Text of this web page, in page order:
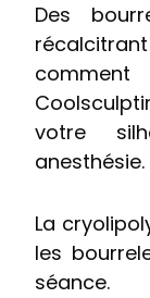
Des
votre
anesthésie.
La
les
séance.